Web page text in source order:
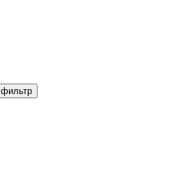
Сбросить фильтр